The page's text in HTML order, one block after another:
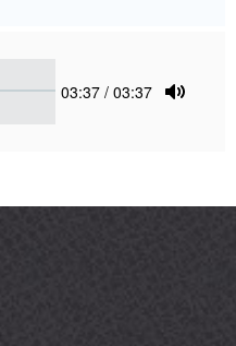
Current
03:37 / 03:37